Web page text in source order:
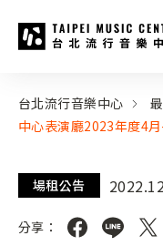
:::
台北流行音樂中心
中心表演廳2023年度4
場租公告
分享：